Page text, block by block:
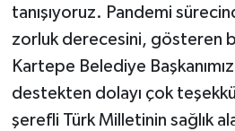
tanışıyoruz. Pandemi
zorluk derecesini, gösteren
Kartepe Belediye
destekten dolayı çok
şerefli Türk Milletinin sağlık